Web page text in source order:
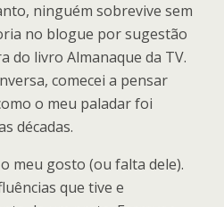
ninguém sobrevive sem
no blogue por sugestão
do livro Almanaque da TV.
comecei a pensar
o meu paladar foi
décadas.
meu gosto (ou falta dele).
que tive e